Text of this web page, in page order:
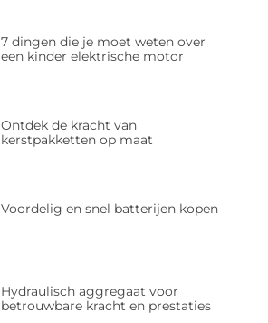
7 dingen die je moet weten over
een kinder elektrische motor
Ontdek de kracht van
kerstpakketten op maat
Voordelig en snel batterijen kopen
Hydraulisch aggregaat voor
betrouwbare kracht en prestaties